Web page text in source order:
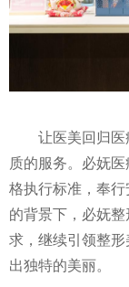
让医美回归
质的服务。必妩
格执行标准，奉
的背景下，必妩
求，继续引领整
出独特的美丽。